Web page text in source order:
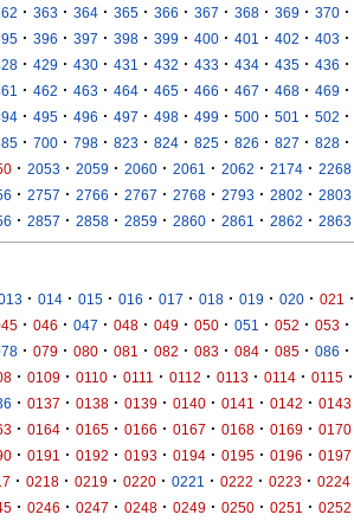
· 363 · 364 · 365 · 366 · 367 · 368 · 369 · 370 ·
· 396 · 397 · 398 · 399 · 400 · 401 · 402 · 403 ·
· 429 · 430 · 431 · 432 · 433 · 434 · 435 · 436 ·
· 462 · 463 · 464 · 465 · 466 · 467 · 468 · 469 ·
· 495 · 496 · 497 · 498 · 499 · 500 · 501 · 502 ·
· 700 · 798 · 823 · 824 · 825 · 826 · 827 · 828 ·
· 2053 · 2059 · 2060 · 2061 · 2062 · 2174 · 2268
· 2757 · 2766 · 2767 · 2768 · 2793 · 2802 · 2803
· 2857 · 2858 · 2859 · 2860 · 2861 · 2862 · 2863
· 014 · 015 · 016 · 017 · 018 · 019 · 020 · 021 ·
· 046 · 047 · 048 · 049 · 050 · 051 · 052 · 053 ·
· 079 · 080 · 081 · 082 · 083 · 084 · 085 · 086 ·
· 0109 · 0110 · 0111 · 0112 · 0113 · 0114 · 0115 ·
· 0137 · 0138 · 0139 · 0140 · 0141 · 0142 · 0143
· 0164 · 0165 · 0166 · 0167 · 0168 · 0169 · 0170
· 0191 · 0192 · 0193 · 0194 · 0195 · 0196 · 0197
· 0218 · 0219 · 0220 · 0221 · 0222 · 0223 · 0224
· 0246 · 0247 · 0248 · 0249 · 0250 · 0251 · 0252